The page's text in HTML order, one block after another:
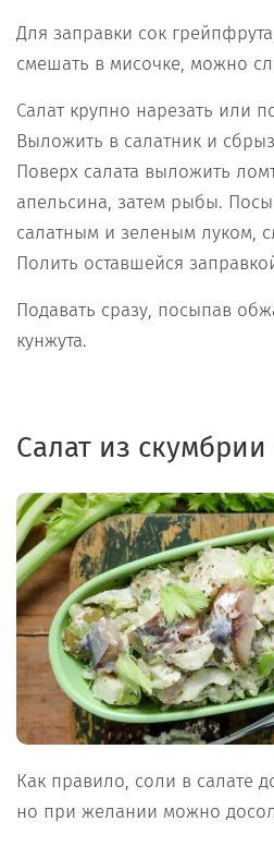
Для заправки сок
смешать в мисочке, можно
Салат крупно нарезать или
Выложить в салатник и
Поверх салата выложить
апельсина, затем рыбы.
салатным и зеленым луком,
Полить оставшейся
Подавать сразу, посыпав
кунжута.
Салат из
Как правило, соли в салате
но при желании можно